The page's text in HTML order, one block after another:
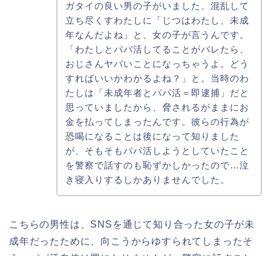
ガタイの良い男の子がいました。混乱して
立ち尽くすわたしに「じつはわたし、未成
年なんだよね」と、女の子が言うんです。
「わたしとパパ活してることがバレたら、
おじさんヤバいことになっちゃうよ。どう
すればいいかわかるよね？」と。当時のわ
たしは「未成年者とパパ活＝即逮捕」だと
思っていましたから、脅されるがままにお
金を払ってしまったんです。彼らの行為が
恐喝になることは後になって知りました
が、そもそもパパ活しようとしていたこと
を警察で話すのも恥ずかしかったので…泣
き寝入りするしかありませんでした。
こちらの男性は、SNSを通じて知り合った女の子が未
成年だったために、向こうからゆすられてしまったそ